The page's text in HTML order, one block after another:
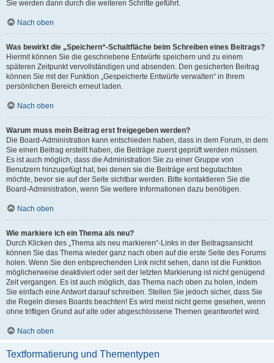
Sie werden dann durch die weiteren Schritte geführt.
Nach oben
Was bewirkt die „Speichern“-Schaltfläche beim Schreiben eines Beitrags?
Hiermit können Sie die geschriebene Entwürfe speichern und zu einem
späteren Zeitpunkt vervollständigen und absenden. Den gesicherten Beitrag
können Sie mit der Funktion „Gespeicherte Entwürfe verwalten“ in Ihrem
persönlichen Bereich erneut laden.
Nach oben
Warum muss mein Beitrag erst freigegeben werden?
Die Board-Administration kann entschieden haben, dass in dem Forum, in dem
Sie einen Beitrag erstellt haben, die Beiträge zuerst geprüft werden müssen.
Es ist auch möglich, dass die Administration Sie zu einer Gruppe von
Benutzern hinzugefügt hat, bei denen sie die Beiträge erst begutachten
möchte, bevor sie auf der Seite sichtbar werden. Bitte kontaktieren Sie die
Board-Administration, wenn Sie weitere Informationen dazu benötigen.
Nach oben
Wie markiere ich ein Thema als neu?
Durch Klicken des „Thema als neu markieren“-Links in der Beitragsansicht
können Sie das Thema wieder ganz nach oben auf die erste Seite des Forums
holen. Wenn Sie den entsprechenden Link nicht sehen, dann ist die Funktion
möglicherweise deaktiviert oder seit der letzten Markierung ist nicht genügend
Zeit vergangen. Es ist auch möglich, das Thema nach oben zu holen, indem
Sie einfach eine Antwort darauf schreiben. Stellen Sie jedoch sicher, dass Sie
die Regeln dieses Boards beachten! Es wird meist nicht gerne gesehen, wenn
ohne triftigen Grund auf alte oder abgeschlossene Themen geantwortet wird.
Nach oben
Textformatierung und Thementypen